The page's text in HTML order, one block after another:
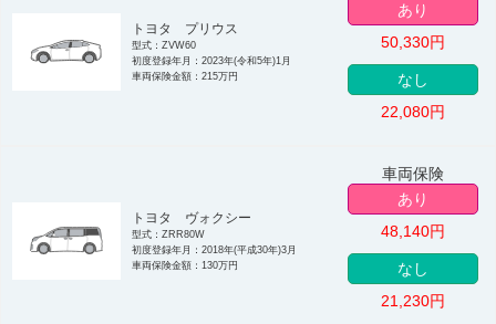
トヨタ プリウス
型式：ZVW60
初度登録年月：2023年(令和5年)1月
車両保険金額：215万円
あり
50,330円
なし
22,080円
トヨタ ヴォクシー
型式：ZRR80W
初度登録年月：2018年(平成30年)3月
車両保険金額：130万円
車両保険
あり
48,140円
なし
21,230円